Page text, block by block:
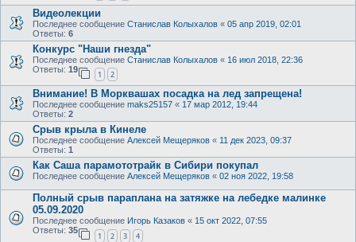
Видеолекции
Последнее сообщение Станислав Колыхалов « 05 апр 2019, 02:01
Ответы: 6
Конкурс "Наши гнезда"
Последнее сообщение Станислав Колыхалов « 16 июл 2018, 22:36
Ответы: 19
1 2
Внимание! В Морквашах посадка на лед запрещена!
Последнее сообщение maks25157 « 17 мар 2012, 19:44
Ответы: 2
Срыв крыла в Кинеле
Последнее сообщение Алексей Мещеряков « 11 дек 2023, 09:37
Ответы: 1
Как Саша парамототрайк в Сибири покупал
Последнее сообщение Алексей Мещеряков « 02 ноя 2022, 19:58
Полный срыв параплана на затяжке на лебедке малинке
05.09.2020
Последнее сообщение Игорь Казаков « 15 окт 2022, 07:55
Ответы: 35
1 2 3 4